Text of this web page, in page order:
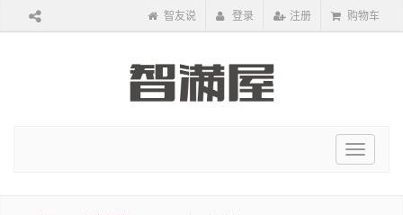
智友说 登录 注册 购物车
Toggle